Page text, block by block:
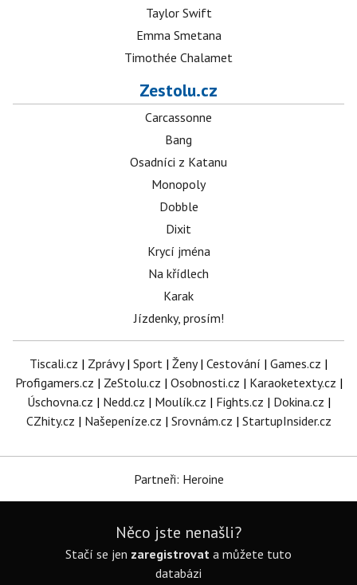
Taylor Swift
Emma Smetana
Timothée Chalamet
Zestolu.cz
Carcassonne
Bang
Osadníci z Katanu
Monopoly
Dobble
Dixit
Krycí jména
Na křídlech
Karak
Jízdenky, prosím!
Tiscali.cz | Zprávy| Sport | Ženy| Cestování | Games.cz |
Profigamers.cz | ZeStolu.cz | Osobnosti.cz | Karaoketexty.cz |
Úschovna.cz | Nedd.cz | Moulík.cz | Fights.cz | Dokina.cz |
CZhity.cz | Našepeníze.cz | Srovnám.cz | StartupInsider.cz
Partneři: Heroine
Něco jste nenašli?
Stačí se jen zaregistrovat a můžete tuto
databázi